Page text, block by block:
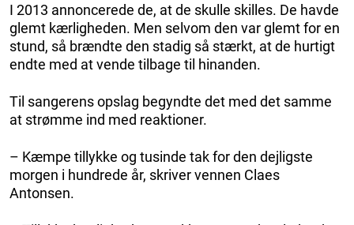
I 2013 annoncerede de, at de skulle skilles. De havde
glemt kærligheden. Men selvom den var glemt for en
stund, så brændte den stadig så stærkt, at de hurtigt
endte med at vende tilbage til hinanden.
Til sangerens opslag begyndte det med det samme
at strømme ind med reaktioner.
– Kæmpe tillykke og tusinde tak for den dejligste
morgen i hundrede år, skriver vennen Claes
Antonsen.